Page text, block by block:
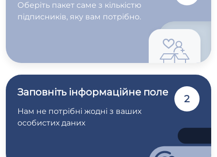
Оберіть пакет саме з кількістю
підписників, яку вам потрібно.
Заповніть інформаційне поле
Нам не потрібні жодні з ваших
особистих даних
2